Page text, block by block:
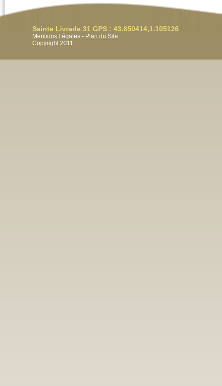
Sainte Livrade 31 GPS : 43.650414,1.105126
Mentions Légales - Plan du Site
Copyright 2011